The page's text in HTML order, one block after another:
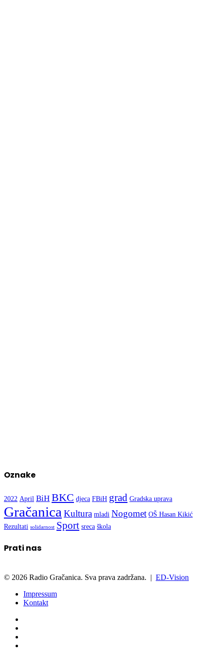
Oznake
2022 April BiH BKC djeca FBiH grad Gradska uprava
GračanicaKultura mladi Nogomet OŠ Hasan Kikić
Rezultati solidarnost Sport sreca škola
Prati nas
© 2026 Radio Gračanica. Sva prava zadržana. | ED-Vision
Impressum
Kontakt